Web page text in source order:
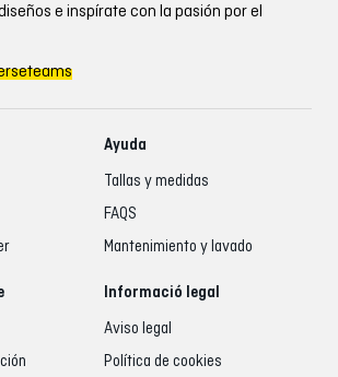
e inspírate con la pasión por el
Ayuda
Tallas y medidas
FAQS
Mantenimiento y lavado
Informació legal
Aviso legal
Política de cookies